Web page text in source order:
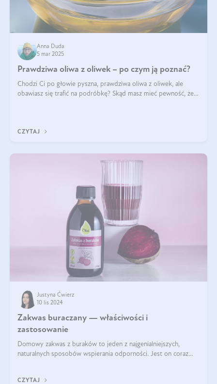
Anna Duda
5 mar 2025
Prawdziwa oliwa z oliwek – po czym ją poznać?
Chodzi Ci po głowie pyszna, prawdziwa oliwa z oliwek, ale
obawiasz się trafić na podróbkę? Skąd masz mieć pewność, że
CZYTAJ
Justyna Ćwierz
10 lis 2024
Zakwas buraczany — właściwości i
zastosowanie
Domowy zakwas z buraków to jeden z najgenialniejszych,
naturalnych sposobów wspierania odporności. Jest on coraz
CZYTAJ